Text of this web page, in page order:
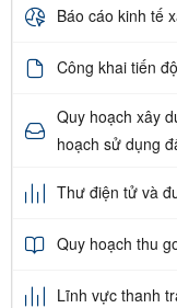
Báo cáo kinh tế
Công khai tiến
Quy hoạch xây
hoạch sử dụng
Thư điện tử và
Quy hoạch thu
Lĩnh vực thanh